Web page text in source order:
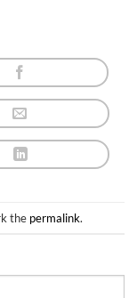
the permalink.